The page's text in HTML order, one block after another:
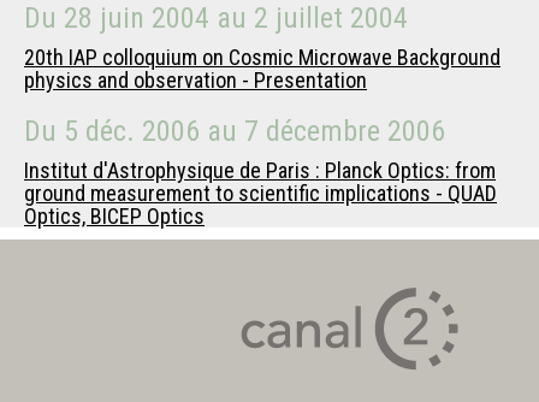
Du 28 juin 2004 au 2 juillet 2004
20th IAP colloquium on Cosmic Microwave Background
physics and observation - Presentation
Du 5 déc. 2006 au 7 décembre 2006
Institut d'Astrophysique de Paris : Planck Optics: from
ground measurement to scientific implications - QUAD
Optics, BICEP Optics